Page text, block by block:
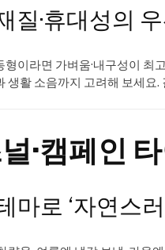
질·휴대성의
형이라면 가벼움·내구성이 최
생활 소음까지 고려해 보세요.
·캠페인
마로 ‘자연스